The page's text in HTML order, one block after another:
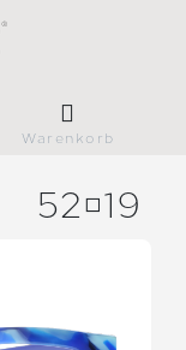
Warenkorb
5219